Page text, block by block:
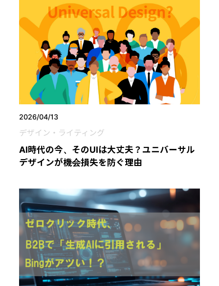
2026/04/13
デザイン・ライティング
AI時代の今、そのUIは大丈夫？ユニバーサル
デザインが機会損失を防ぐ理由